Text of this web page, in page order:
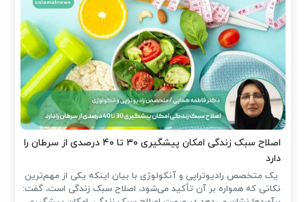
اصلاح سبک زندگی امکان پیشگیری ۳۰ تا ۴۰ درصدی از سرطان را
دارد
یک متخصص رادیوتراپی و آنکولوژی با بیان اینکه یکی از مهم‌ترین
نکاتی که همواره بر آن تأکید می‌شود، اصلاح سبک زندگی است، گفت: